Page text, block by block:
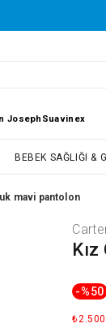
Joseph Suavinex
BEBEK SAĞLIĞI &
mavi pantolon
-%50